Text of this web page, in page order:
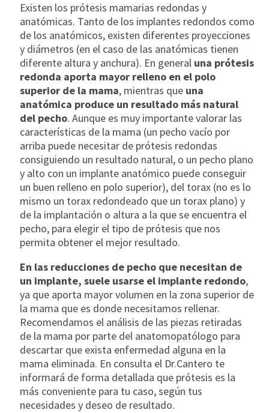
Existen los prótesis mamarias redondas y
anatómicas. Tanto de los implantes redondos como
de los anatómicos, existen diferentes proyecciones
y diámetros (en el caso de las anatómicas tienen
diferente altura y anchura). En general una prótesis
redonda aporta mayor relleno en el polo
superior de la mama, mientras que una
anatómica produce un resultado más natural
del pecho. Aunque es muy importante valorar las
características de la mama (un pecho vacío por
arriba puede necesitar de prótesis redondas
consiguiendo un resultado natural, o un pecho plano
y alto con un implante anatómico puede conseguir
un buen relleno en polo superior), del torax (no es lo
mismo un torax redondeado que un torax plano) y
de la implantación o altura a la que se encuentra el
pecho, para elegir el tipo de prótesis que nos
permita obtener el mejor resultado.
En las reducciones de pecho que necesitan de
un implante, suele usarse el implante redondo,
ya que aporta mayor volumen en la zona superior de
la mama que es donde necesitamos rellenar.
Recomendamos el análisis de las piezas retiradas
de la mama por parte del anatomopatólogo para
descartar que exista enfermedad alguna en la
mama eliminada. En consulta el Dr.Cantero te
informará de forma detallada que prótesis es la
más conveniente para tu caso, según tus
necesidades y deseo de resultado.